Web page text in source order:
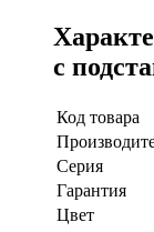
с
Код товара
Серия
Гарантия
Цвет